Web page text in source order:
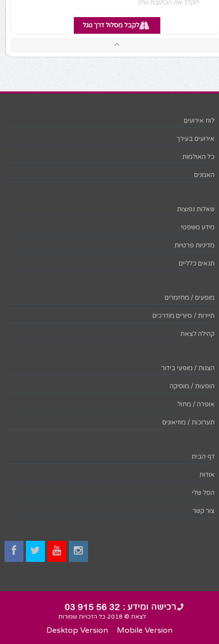
לקבל מסלול דרך גוגל
לוח אירועים
אירועים בעירך
כל האולמות
האמנים
שאלות נפוצות
מידע משפטי
מדיניות פרטיות
תנאים כלליים
מופעים / מחזמרים
תיירות / סיורים מודרכים
קהילה לצאת
הצגות / מופעי בידור
הופעות / מוסיקה
אופרה / מחול
תערוכות / מוזיאונים
דף הבית
אודות
הסל שלי
צור קשר
לצאת © 2018 כל הזכויות שמורות
Desktop Version Mobile Version